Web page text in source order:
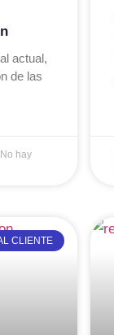
actual,
de las
No hay
CLIENTE